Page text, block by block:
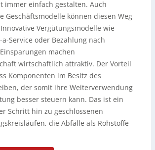
immer einfach gestalten. Auch
Geschäftsmodelle können diesen Weg
Vergütungsmodelle wie
Service oder Bezahlung nach
machen
wirtschaftlich attraktiv. Der Vorteil
Komponenten im Besitz des
der somit ihre Weiterverwendung
besser steuern kann. Das ist ein
Schritt hin zu geschlossenen
die Abfälle als Rohstoffe